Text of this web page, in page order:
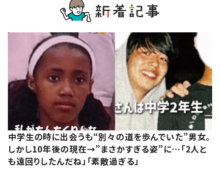
中学生の時に出会うも“別々の道を歩んでいた”男女。
しかし10年後の現在→”まさかすぎる姿”に…「2人と
も遠回りしたんだね」「素敵過ぎる」